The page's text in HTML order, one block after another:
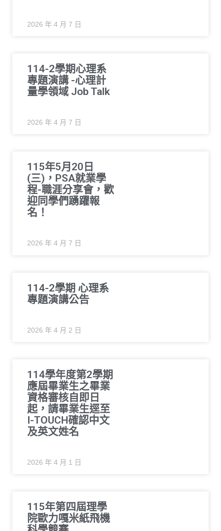
2026 年 4 月 7 日
114-2學期心理系
專題演講 -心理計
量學領域 Job Talk
2026 年 4 月 7 日
115年5月20日
(三)，PSA就業學
程-職涯分享會，歡
迎同學們踴躍報
名！
2026 年 4 月 7 日
114-2學期 心理系
專題演講公告
2026 年 4 月 2 日
114學年度第2學期
應屆畢業生之畢業
資格審核自即日
起，請畢業生逕至
I-TOUCH確認中文
及英文姓名
2026 年 4 月 1 日
115年第四屆理學
院歐力嘎米紙飛機